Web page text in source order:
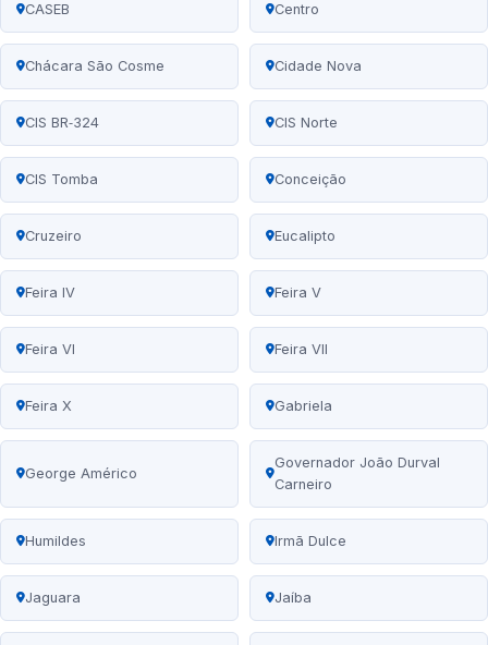
CASEB Centro
Chácara São Cosme Cidade Nova
CIS BR‑324 CIS Norte
CIS Tomba Conceição
Cruzeiro Eucalipto
Feira IV Feira V
Feira VI Feira VII
Feira X Gabriela
George Américo
Governador João Durval
Carneiro
Humildes Irmã Dulce
Jaguara Jaíba